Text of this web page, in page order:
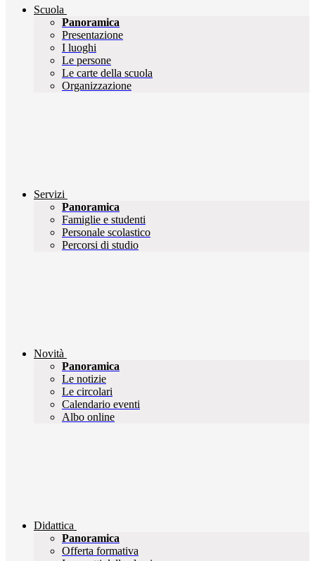
Scuola
Panoramica
Presentazione
I luoghi
Le persone
Le carte della scuola
Organizzazione
Servizi
Panoramica
Famiglie e studenti
Personale scolastico
Percorsi di studio
Novità
Panoramica
Le notizie
Le circolari
Calendario eventi
Albo online
Didattica
Panoramica
Offerta formativa